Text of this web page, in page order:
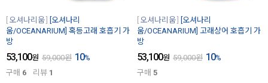
오셔나리움
[오셔나리
움/OCEANARIUM] 혹등고래 호흡기 가
방
53,100원 59,000원 10%
구매 6 리뷰 1
오셔나리움
[오셔나리
움/OCEANARIUM] 고래상어 호흡기 가
방
53,100원 59,000원 10%
구매 5